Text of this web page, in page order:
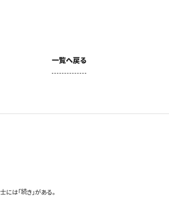
一覧へ戻る
は「続き」がある。